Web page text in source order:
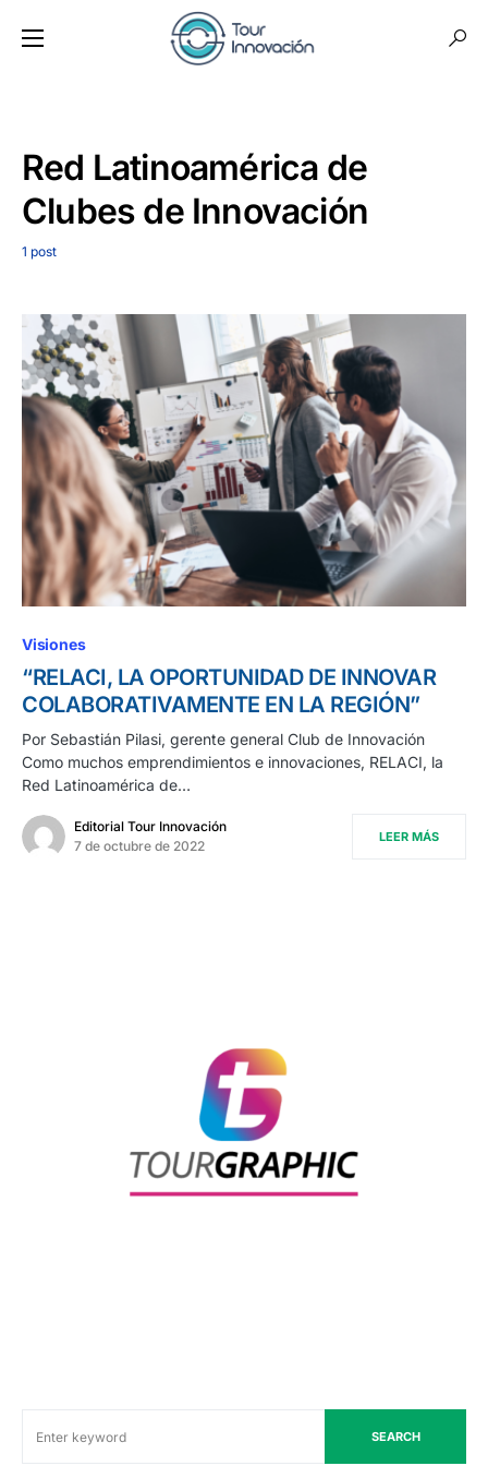
Red Latinoamérica de
Clubes de Innovación
1 post
Visiones
“RELACI, LA OPORTUNIDAD DE INNOVAR
COLABORATIVAMENTE EN LA REGIÓN”
Por Sebastián Pilasi, gerente general Club de Innovación
Como muchos emprendimientos e innovaciones, RELACI, la
Red Latinoamérica de…
Editorial Tour Innovación
7 de octubre de 2022
LEER MÁS
SEARCH